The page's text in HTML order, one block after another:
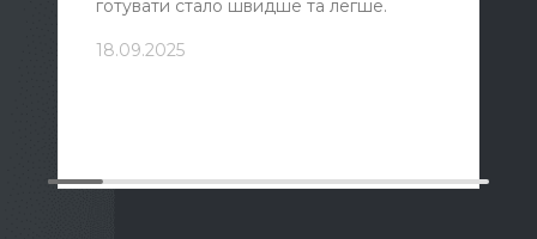
готувати стало швидше та легше.
18.09.2025